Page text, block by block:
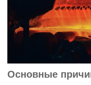
Основные